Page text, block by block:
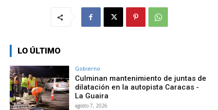
LO ÚLTIMO
Gobierno
Culminan mantenimiento de juntas de
dilatación en la autopista Caracas -
La Guaira
agosto 7, 2026